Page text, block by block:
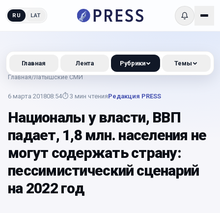
RU LAT
Главная/Латышские СМИ
6 марта 201808:54⏱ 3 мин чтенияРедакция PRESS
Националы у власти, ВВП
падает, 1,8 млн. населения не
могут содержать страну:
пессимистический сценарий
на 2022 год
Главная Лента Рубрики Темы